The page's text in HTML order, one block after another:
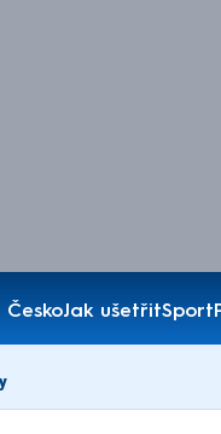
Jak ušetřitSport